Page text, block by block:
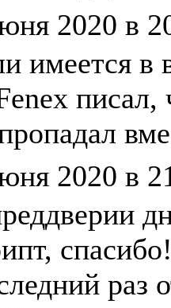
2020 в
имеется в
писал,
2020 в
раз